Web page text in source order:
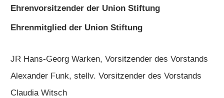
Ehrenvorsitzender der Union Stiftung
Ehrenmitglied der Union Stiftung
JR Hans-Georg Warken, Vorsitzender des Vorstands
Alexander Funk, stellv. Vorsitzender des Vorstands
Claudia Witsch